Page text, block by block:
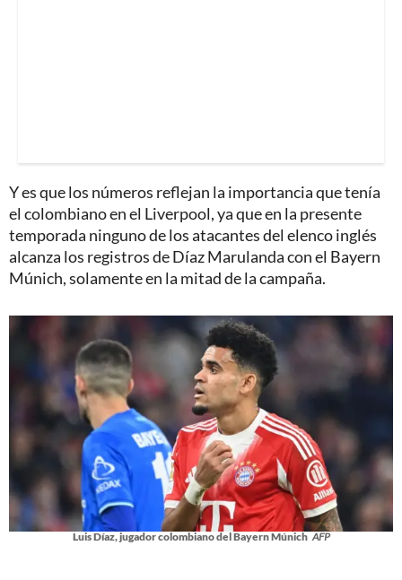
Y es que los números reflejan la importancia que tenía
el colombiano en el Liverpool, ya que en la presente
temporada ninguno de los atacantes del elenco inglés
alcanza los registros de Díaz Marulanda con el Bayern
Múnich, solamente en la mitad de la campaña.
Luis Díaz, jugador colombiano del Bayern Múnich AFP